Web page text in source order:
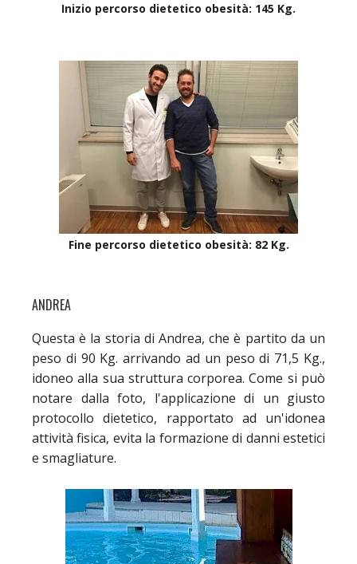
Inizio percorso dietetico obesità: 145 Kg.
Fine percorso dietetico obesità: 82 Kg.
ANDREA
Questa è la storia di Andrea, che è partito da un
peso di 90 Kg. arrivando ad un peso di 71,5 Kg.,
idoneo alla sua struttura corporea. Come si può
notare dalla foto, l'applicazione di un giusto
protocollo dietetico, rapportato ad un'idonea
attività fisica, evita la formazione di danni estetici
e smagliature.